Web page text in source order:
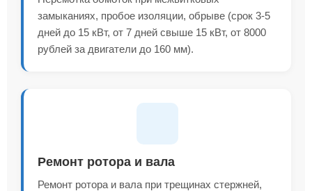
замыканиях, пробое изоляции, обрыве (срок 3-5
дней до 15 кВт, от 7 дней свыше 15 кВт, от 8000
рублей за двигатели до 160 мм).
Ремонт ротора и вала
Ремонт ротора и вала при трещинах стержней,